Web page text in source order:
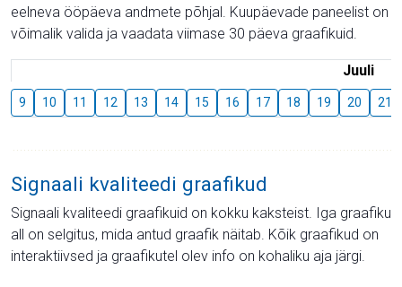
eelneva ööpäeva andmete põhjal. Kuupäevade paneelist on
võimalik valida ja vaadata viimase 30 päeva graafikuid.
Juuli
9 10 11 12 13 14 15 16 17 18 19 20 21
Signaali kvaliteedi graafikud
Signaali kvaliteedi graafikuid on kokku kaksteist. Iga graafiku
all on selgitus, mida antud graafik näitab. Kõik graafikud on
interaktiivsed ja graafikutel olev info on kohaliku aja järgi.